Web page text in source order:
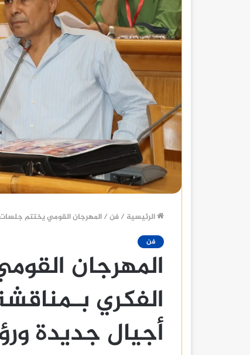
الرئيسية /فن/المهرجان القومي يختتم
فن
المهرجان
الفكري
أجيال جديدة